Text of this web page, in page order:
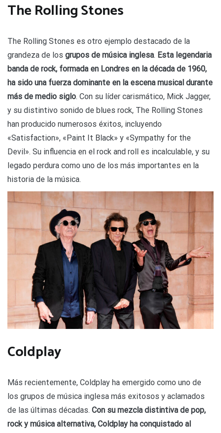
The Rolling Stones
The Rolling Stones es otro ejemplo destacado de la
grandeza de los grupos de música inglesa. Esta legendaria
banda de rock, formada en Londres en la década de 1960,
ha sido una fuerza dominante en la escena musical durante
más de medio siglo. Con su líder carismático, Mick Jagger,
y su distintivo sonido de blues rock, The Rolling Stones
han producido numerosos éxitos, incluyendo
«Satisfaction», «Paint It Black» y «Sympathy for the
Devil». Su influencia en el rock and roll es incalculable, y su
legado perdura como uno de los más importantes en la
historia de la música.
Coldplay
Más recientemente, Coldplay ha emergido como uno de
los grupos de música inglesa más exitosos y aclamados
de las últimas décadas. Con su mezcla distintiva de pop,
rock y música alternativa, Coldplay ha conquistado al